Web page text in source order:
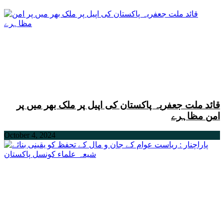
قائد ملت جعفریہ پاکستان کی اپیل پر ملک بھر میں پر
امن مظاہرے
October 4, 2024